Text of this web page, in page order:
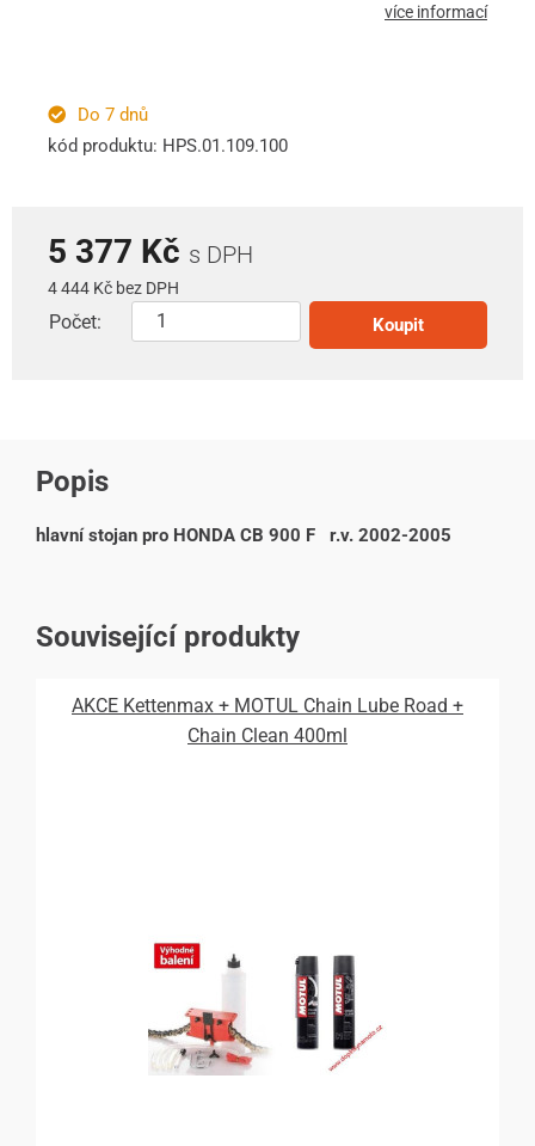
více informací
Do 7 dnů
kód produktu: HPS.01.109.100
5 377 Kč s DPH
4 444 Kč bez DPH
Počet: Koupit
Popis
hlavní stojan pro HONDA CB 900 F r.v. 2002-2005
Související produkty
AKCE Kettenmax + MOTUL Chain Lube Road +
Chain Clean 400ml